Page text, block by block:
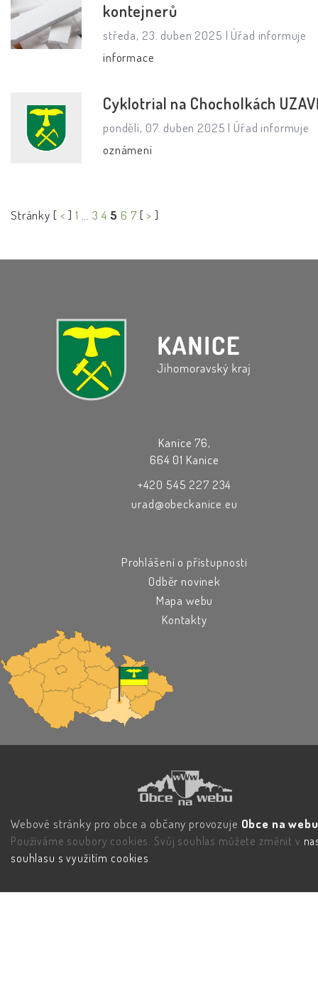
kontejnerů
středa, 23. duben 2025 | Úřad informuje
informace
Cyklotrial na Chocholkách
pondělí, 07. duben 2025 | Úřad informuje
oznámení
Stránky [ < ] 1 ... 3 4 56 7 [ > ]
Kanice 76,
664 01 Kanice
+420 545 227 234
urad@obeckanice.eu
Prohlášení o přístupnosti
Odběr novinek
Mapa webu
Kontakty
Webové stránky pro obce a občany provozuje Obce na
Používáme soubory cookies. Svůj souhlas můžete změnit v
souhlasu s využitím cookies